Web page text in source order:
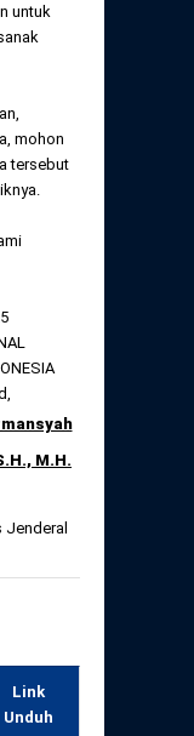
untuk
mohon
tersebut
M.H.
Jenderal
Link
Unduh